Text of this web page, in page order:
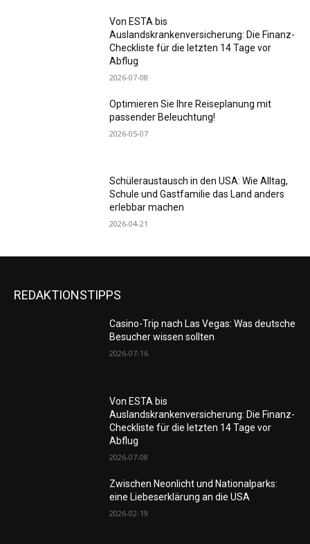
Von ESTA bis
Auslandskrankenversicherung: Die Finanz-
Checkliste für die letzten 14 Tage vor
Abflug
2026-07-08
Optimieren Sie Ihre Reiseplanung mit
passender Beleuchtung!
2026-05-07
Schüleraustausch in den USA: Wie Alltag,
Schule und Gastfamilie das Land anders
erlebbar machen
2026-04-21
REDAKTIONSTIPPS
Casino-Trip nach Las Vegas: Was deutsche
Besucher wissen sollten
2026-07-16
Von ESTA bis
Auslandskrankenversicherung: Die Finanz-
Checkliste für die letzten 14 Tage vor
Abflug
2026-07-08
Zwischen Neonlicht und Nationalparks:
eine Liebeserklärung an die USA
2026-02-19